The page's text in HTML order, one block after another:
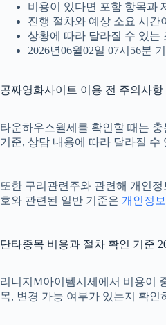
비용이 있다면 포함 항목과
진행 절차와 예상 소요 시간
상황에 따라 달라질 수 있는
2026년06월02일 07시56분
공짜영화사이트 이용 전 주의사항
타운하우스월세를 확인할 때는
기준, 상담 내용에 따라 달라질
또한 구리관련주와 관련해 개인
호와 관련된 일반 기준은 개인정
단타종목 비용과 절차 확인 기준
리니지M아이템시세에서 비용이
목, 변경 가능 여부가 있는지 확